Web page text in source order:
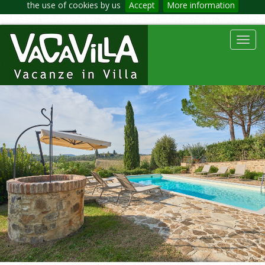
the use of cookies by us Accept More information